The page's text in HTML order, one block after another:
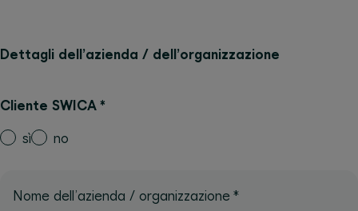
Dettagli dell’azienda / dell’organizzazione
Cliente SWICA *
sì no
Nome dell’azienda / organizzazione *